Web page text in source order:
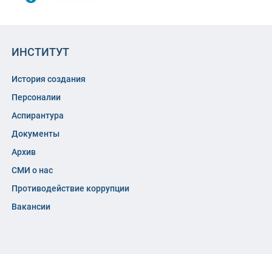
ИНСТИТУТ
История создания
Персоналии
Аспирантура
Документы
Архив
СМИ о нас
Противодействие коррупции
Вакансии